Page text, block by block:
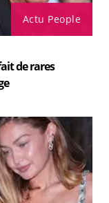
Actu People
de rares